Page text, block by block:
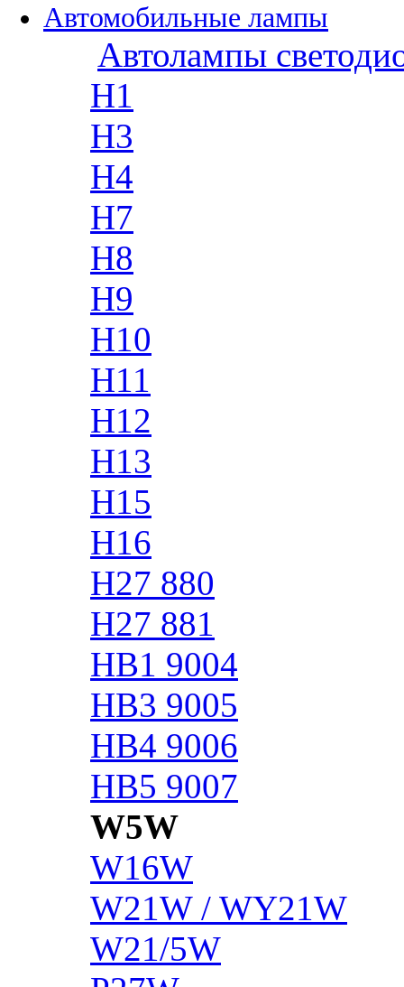
Автомобильные лампы
Автолампы
H1
H3
H4
H7
H8
H9
H10
H11
H12
H13
H15
H16
H27 880
H27 881
HB1 9004
HB3 9005
HB4 9006
HB5 9007
W5W
W16W
W21W / WY21W
W21/5W